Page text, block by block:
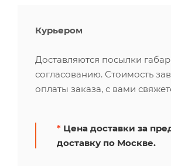
Курьером
Доставляются посылки
согласованию. Стоимость
оплаты заказа, с вами
* Цена доставки за
доставку по Москве.